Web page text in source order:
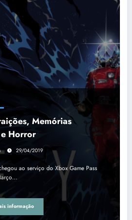
Memórias
Horror
29/04/2019
ao serviço do Xbox Game Pass
informação